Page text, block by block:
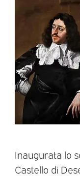
Inaugurata lo
Castello di